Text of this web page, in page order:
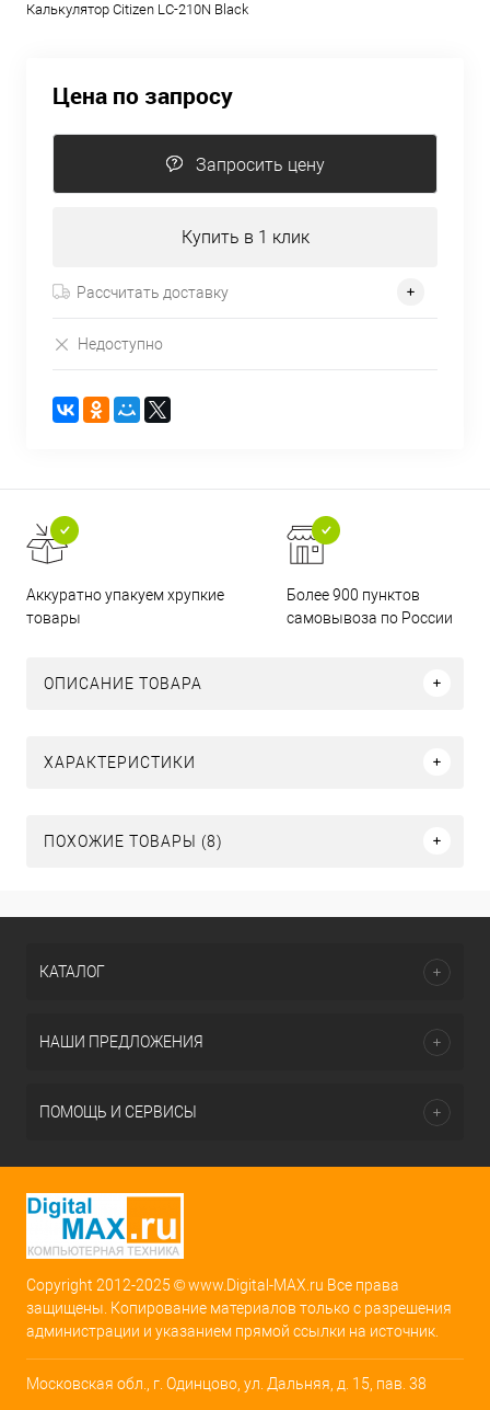
Калькулятор Citizen LC-210N Black
Цена по запросу
Запросить цену
Купить в 1 клик
Рассчитать доставку
Недоступно
Аккуратно упакуем хрупкие
товары
Более 900 пунктов
самовывоза по России
ОПИСАНИЕ ТОВАРА
ХАРАКТЕРИСТИКИ
ПОХОЖИЕ ТОВАРЫ (8)
КАТАЛОГ
НАШИ ПРЕДЛОЖЕНИЯ
ПОМОЩЬ И СЕРВИСЫ
Copyright 2012-2025 © www.Digital-MAX.ru Все права
защищены. Копирование материалов только с разрешения
администрации и указанием прямой ссылки на источник.
Московская обл., г. Одинцово, ул. Дальняя, д. 15, пав. 38